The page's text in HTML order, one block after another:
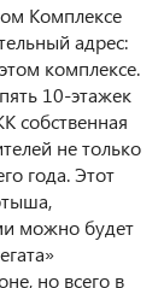
Комплексе
адрес:
комплексе.
10-этажек
собственная
не только
года. Этот
можно будет
но всего в